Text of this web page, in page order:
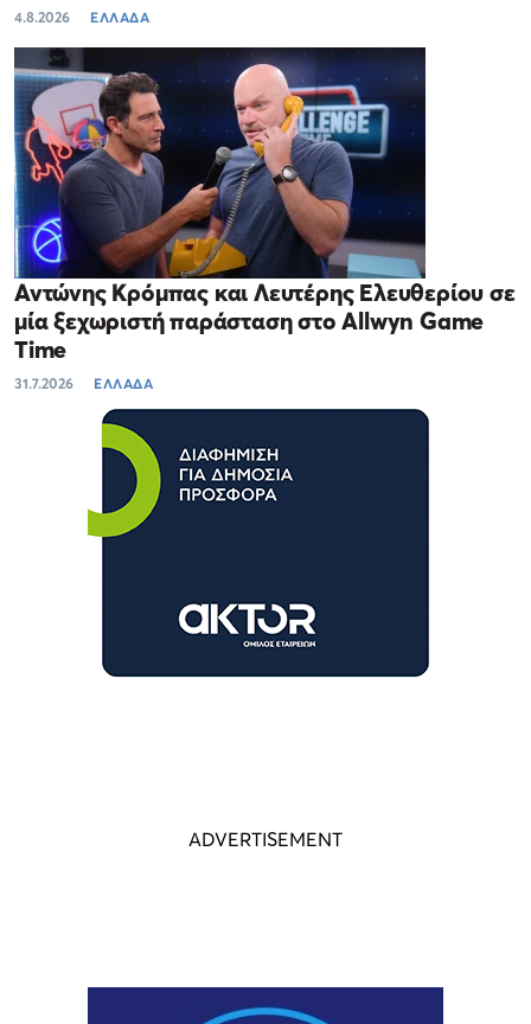
4.8.2026 ΕΛΛΑΔΑ
Αντώνης Κρόμπας και Λευτέρης Ελευθερίου σε
μία ξεχωριστή παράσταση στο Allwyn Game
Time
31.7.2026 ΕΛΛΑΔΑ